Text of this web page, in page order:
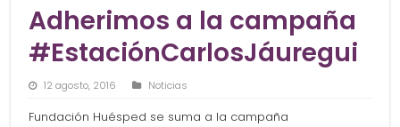
Adherimos a la campaña
#EstaciónCarlosJáuregui
12 agosto, 2016 Noticias
Fundación Huésped se suma a la campaña